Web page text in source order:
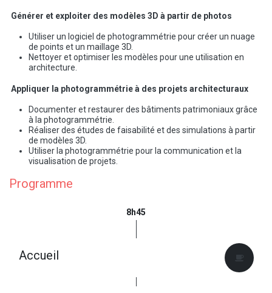
Générer et exploiter des modèles 3D à partir de photos
Utiliser un logiciel de photogrammétrie pour créer un nuage
de points et un maillage 3D.
Nettoyer et optimiser les modèles pour une utilisation en
architecture.
Appliquer la photogrammétrie à des projets architecturaux
Documenter et restaurer des bâtiments patrimoniaux grâce
à la photogrammétrie.
Réaliser des études de faisabilité et des simulations à partir
de modèles 3D.
Utiliser la photogrammétrie pour la communication et la
visualisation de projets.
Programme
8h45
Accueil